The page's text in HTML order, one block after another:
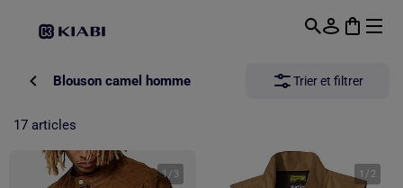
Blouson camel homme Trier et filtrer
17 articles
1/ 3 1 / 2